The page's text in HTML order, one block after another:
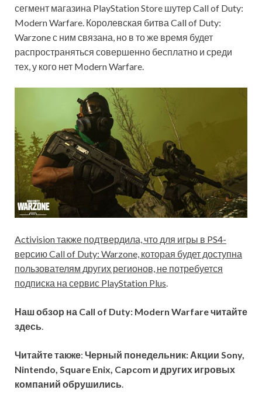
сегмент магазина PlayStation Store шутер Call of Duty:
Modern Warfare. Королевская битва Call of Duty:
Warzone с ним связана, но в то же время будет
распространяться совершенно бесплатно и среди
тех, у кого нет Modern Warfare.
Activision также подтвердила, что для игры в PS4-
версию Call of Duty: Warzone, которая будет доступна
пользователям других регионов, не потребуется
подписка на сервис PlayStation Plus.
Наш обзор на Call of Duty: Modern Warfare читайте
здесь.
Читайте также: Черный понедельник: Акции Sony,
Nintendo, Square Enix, Capcom и других игровых
компаний обрушились.